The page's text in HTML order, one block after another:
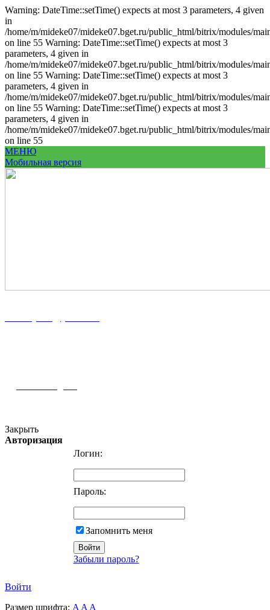
Warning: DateTime::setTime() expects at most 3 parameters, 4 given
in
/home/m/mideke07/mideke07.bget.ru/public_html/bitrix/modules/
on line 55 Warning: DateTime::setTime() expects at most 3
parameters, 4 given in
/home/m/mideke07/mideke07.bget.ru/public_html/bitrix/modules/
on line 55 Warning: DateTime::setTime() expects at most 3
parameters, 4 given in
/home/m/mideke07/mideke07.bget.ru/public_html/bitrix/modules/
on line 55 Warning: DateTime::setTime() expects at most 3
parameters, 4 given in
/home/m/mideke07/mideke07.bget.ru/public_html/bitrix/modules/
on line 55
МЕНЮ
Мобильная версия
Закрыть
Авторизация
Логин:
Пароль:
Запомнить меня
Забыли пароль?
Войти
Размер шрифта: A A A